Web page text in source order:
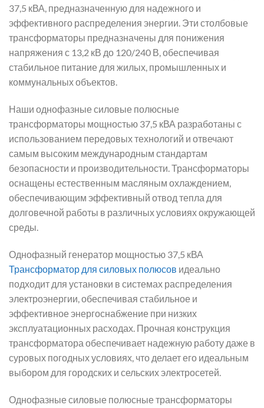
37,5 кВА, предназначенную для надежного и
эффективного распределения энергии. Эти столбовые
трансформаторы предназначены для понижения
напряжения с 13,2 кВ до 120/240 В, обеспечивая
стабильное питание для жилых, промышленных и
коммунальных объектов.
Наши однофазные силовые полюсные
трансформаторы мощностью 37,5 кВА разработаны с
использованием передовых технологий и отвечают
самым высоким международным стандартам
безопасности и производительности. Трансформаторы
оснащены естественным масляным охлаждением,
обеспечивающим эффективный отвод тепла для
долговечной работы в различных условиях окружающей
среды.
Однофазный генератор мощностью 37,5 кВА
Трансформатор для силовых полюсов идеально
подходит для установки в системах распределения
электроэнергии, обеспечивая стабильное и
эффективное энергоснабжение при низких
эксплуатационных расходах. Прочная конструкция
трансформатора обеспечивает надежную работу даже в
суровых погодных условиях, что делает его идеальным
выбором для городских и сельских электросетей.
Однофазные силовые полюсные трансформаторы